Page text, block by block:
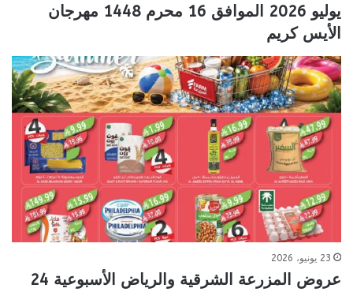
يوليو 2026 الموافق 16 محرم 1448 مهرجان
الأيس كريم
23 يونيو، 2026
عروض المزرعة الشرقية والرياض الأسبوعية 24